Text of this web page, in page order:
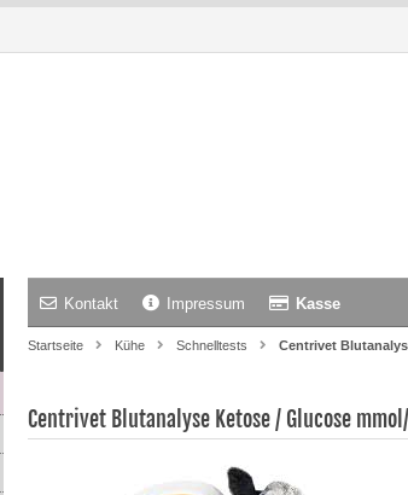
Kontakt Impressum Kasse
Startseite Kühe Schnelltests Centrivet
Centrivet Blutanalyse Ketose / Glucose mmol/l